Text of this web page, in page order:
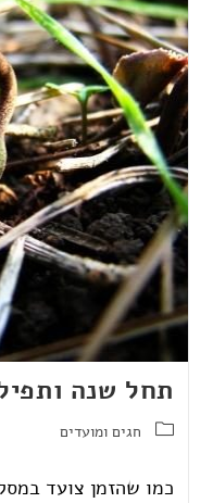
תחל שנה
חגים ומועדים
כמו שהזמן צועד